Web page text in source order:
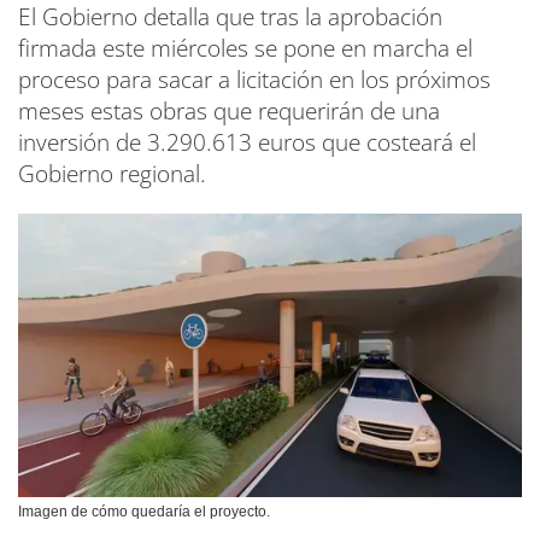
El Gobierno detalla que tras la aprobación
firmada este miércoles se pone en marcha el
proceso para sacar a licitación en los próximos
meses estas obras que requerirán de una
inversión de 3.290.613 euros que costeará el
Gobierno regional.
Imagen de cómo quedaría el proyecto.